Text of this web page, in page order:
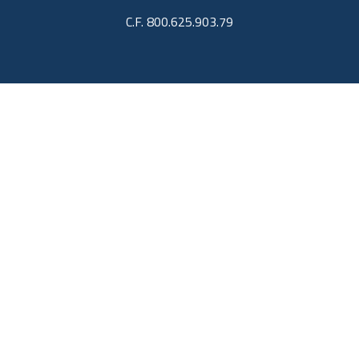
C.F. 800.625.903.79